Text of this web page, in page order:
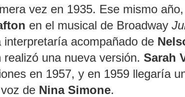
vez en 1935. Ese mismo
en el musical de Broadway
acompañado de
realizó una nueva versión. Sarah
en 1957, y en 1959 llegaría
de Nina Simone.